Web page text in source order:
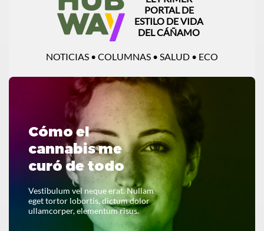
PORTAL DE
ESTILO DE VIDA
DEL CÁÑAMO
NOTICIAS • COLUMNAS • SALUD • ECO
Cómo el
cannabis me
curó de todo
Vestibulum vel neque erat. Nullam
eget tortor lobortis, dictum dolor
ullamcorper, elementum risus.